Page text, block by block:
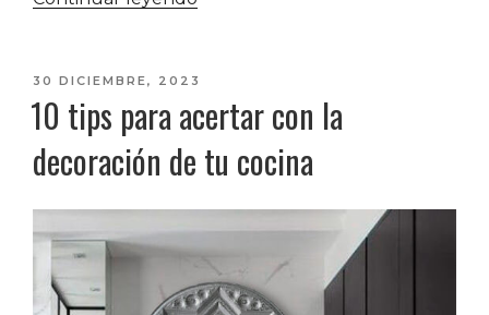
de
estilo
árabe»
PUBLICADO
30 DICIEMBRE, 2023
10 tips para acertar con la
decoración de tu cocina